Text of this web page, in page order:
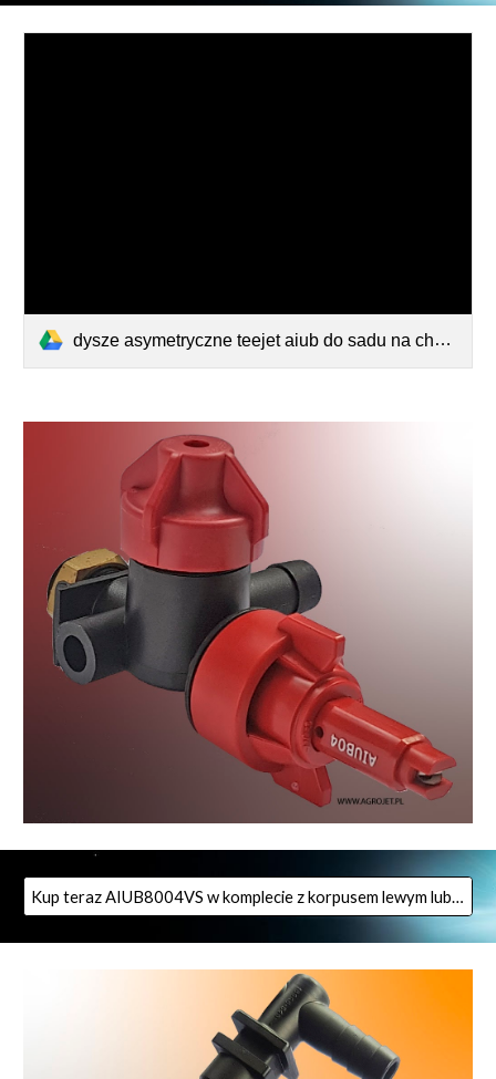
dysze asymetryczne teejet aiub do sadu na chwasty napowietrzane krople.pdf
Kup teraz AIUB8004VS w komplecie z korpusem lewym lub prawym